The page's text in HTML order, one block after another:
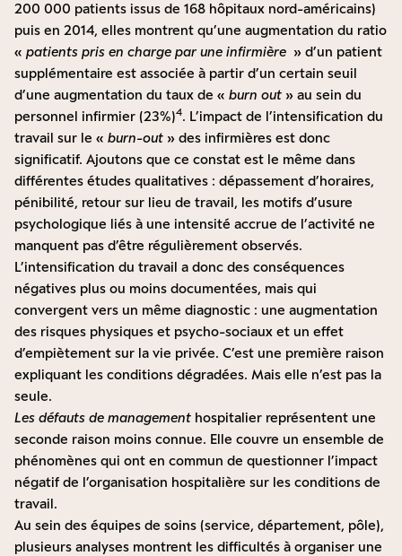
200 000 patients issus de 168 hôpitaux nord-américains)
puis en 2014, elles montrent qu’une augmentation du ratio
« patients pris en charge par une infirmière » d’un patient
supplémentaire est associée à partir d’un certain seuil
d’une augmentation du taux de « burn out » au sein du
personnel infirmier (23%)4. L’impact de l’intensification du
travail sur le « burn-out » des infirmières est donc
significatif. Ajoutons que ce constat est le même dans
différentes études qualitatives : dépassement d’horaires,
pénibilité, retour sur lieu de travail, les motifs d’usure
psychologique liés à une intensité accrue de l’activité ne
manquent pas d’être régulièrement observés.
L’intensification du travail a donc des conséquences
négatives plus ou moins documentées, mais qui
convergent vers un même diagnostic : une augmentation
des risques physiques et psycho-sociaux et un effet
d’empiètement sur la vie privée. C’est une première raison
expliquant les conditions dégradées. Mais elle n’est pas la
seule.
Les défauts de management hospitalier représentent une
seconde raison moins connue. Elle couvre un ensemble de
phénomènes qui ont en commun de questionner l’impact
négatif de l’organisation hospitalière sur les conditions de
travail.
Au sein des équipes de soins (service, département, pôle),
plusieurs analyses montrent les difficultés à organiser une